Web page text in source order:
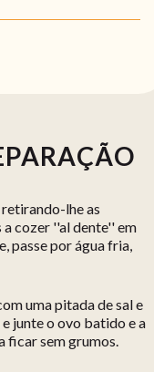
lhe as
cozer ''al dente'' em
passe por água fria,
uma pitada de sal e
junte o ovo batido e a
ficar sem grumos.